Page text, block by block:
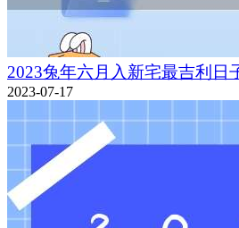
2023兔年六月入新宅最吉利日
2023-07-17